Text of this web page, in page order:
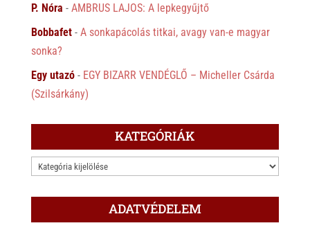
P. Nóra - AMBRUS LAJOS: A lepkegyűjtő
Bobbafet- A sonkapácolás titkai, avagy van-e magyar
sonka?
Egy utazó- EGY BIZARR VENDÉGLŐ – Micheller Csárda
(Szilsárkány)
KATEGÓRIÁK
KATEGÓRIÁK
ADATVÉDELEM